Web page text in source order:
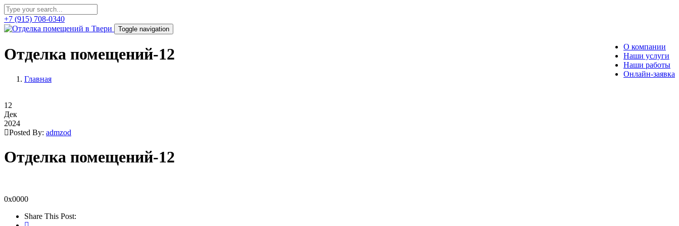
+7 (915) 708-0340
Toggle navigation
О компании
Наши услуги
Наши работы
Онлайн-заявка
Отделка помещений-12
Главная
12
Дек
2024
Posted By: admzod
Отделка помещений-12
0x0000
Share This Post: